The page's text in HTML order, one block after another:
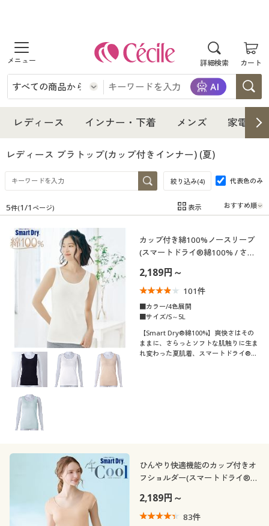
詳細検索 カート
商品を探す
レディース
レディースファッション
女性下着
インナー・下着
インナー・下着通販すべて
女性下着
メンズ下着
ジュニア・ティーンズ下着
メンズ
メンズ通販すべて
メンズファッション
メンズ下着
家電・雑貨
家電・雑貨すべて
家電
キッチン・雑貨・日用品
寝具・インテリア・家具
寝具・インテリア・家具通販すべて
家具・収納
寝具・ベッド
カーテン・ラグ・ファブリック
美容・健康
美容・健康通販すべて
美容・健康・サプリメント
制服・スクール
制服・スクールすべて
制服・学生服
ジュニア・ティーンズ下着
大きいサイズ
大きいサイズ通販すべて
大きいサイズ レディース服
大きいサイズ レディース下着
大きいサイズ メンズ
大きいサイズ 事務・制服
バーゲン
バーゲンセール
シークレットセール
詳細検索
商品カテゴリ一覧
カタログ・チラシからのご注文
デジタルカタログ
レディース インナー・下着 メンズ 家電・
レディース ブラトップ(カップ付きインナー) (夏)
絞り込み(4) 代表色のみ
在庫 在庫のある商品のみ表示
カテゴリ
(4〜4.9)
(3〜3.9)
レディースサ
イズ
カラー
こだわり条件
柄・デザイン
5件(1/1 ページ) 表示
カップ付き綿100%ノースリーブ
(スマートドライ®綿100% / さら
2,189円～
101件
■カラー/4色展開
■サイズ/S～5L
【Smart Dry®綿100%】爽快さはその
ままに、さらっとソフトな肌触りに生ま
れ変わった夏肌着、スマートドライ®綿
ひんやり快適機能のカップ付きオ
フショルダー(スマートドライ®
2,189円～
83件